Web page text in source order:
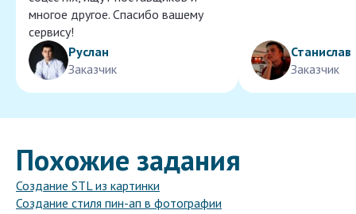
многое другое. Спасибо вашему
сервису!
Руслан
Заказчик
Станислав
Заказчик
Похожие задания
Создание STL из картинки
Создание стиля пин-ап в фотографии